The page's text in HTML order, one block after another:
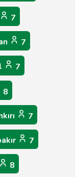
7
7
7
8
7
7
8